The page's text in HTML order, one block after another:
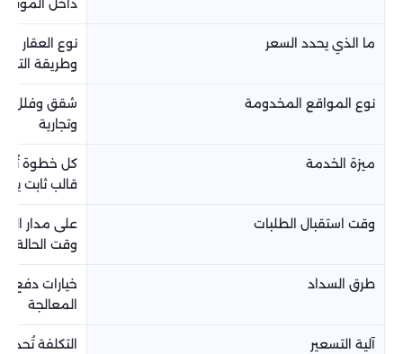
داخل الموقع
ما الذي يحدد السعر
نوع العقار
وطريقة
نوع المواقع المخدومة
شقق وفلل
وتجارية
ميزة الخدمة
كل خطوة
قالب ثابت
وقت استقبال الطلبات
على مدار
وقت الحالة
طرق السداد
خيارات دفع
المعالجة
آلية التسعير
التكلفة